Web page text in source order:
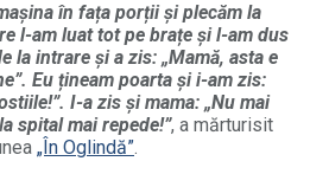
în fața porții și plecăm la
l-am luat tot pe brațe și l-am dus
la intrare și a zis: „Mamă, asta e
Eu țineam poarta și i-am zis:
I-a zis și mama: „Nu mai
spital mai repede!”, a mărturisit
„În Oglindă”.